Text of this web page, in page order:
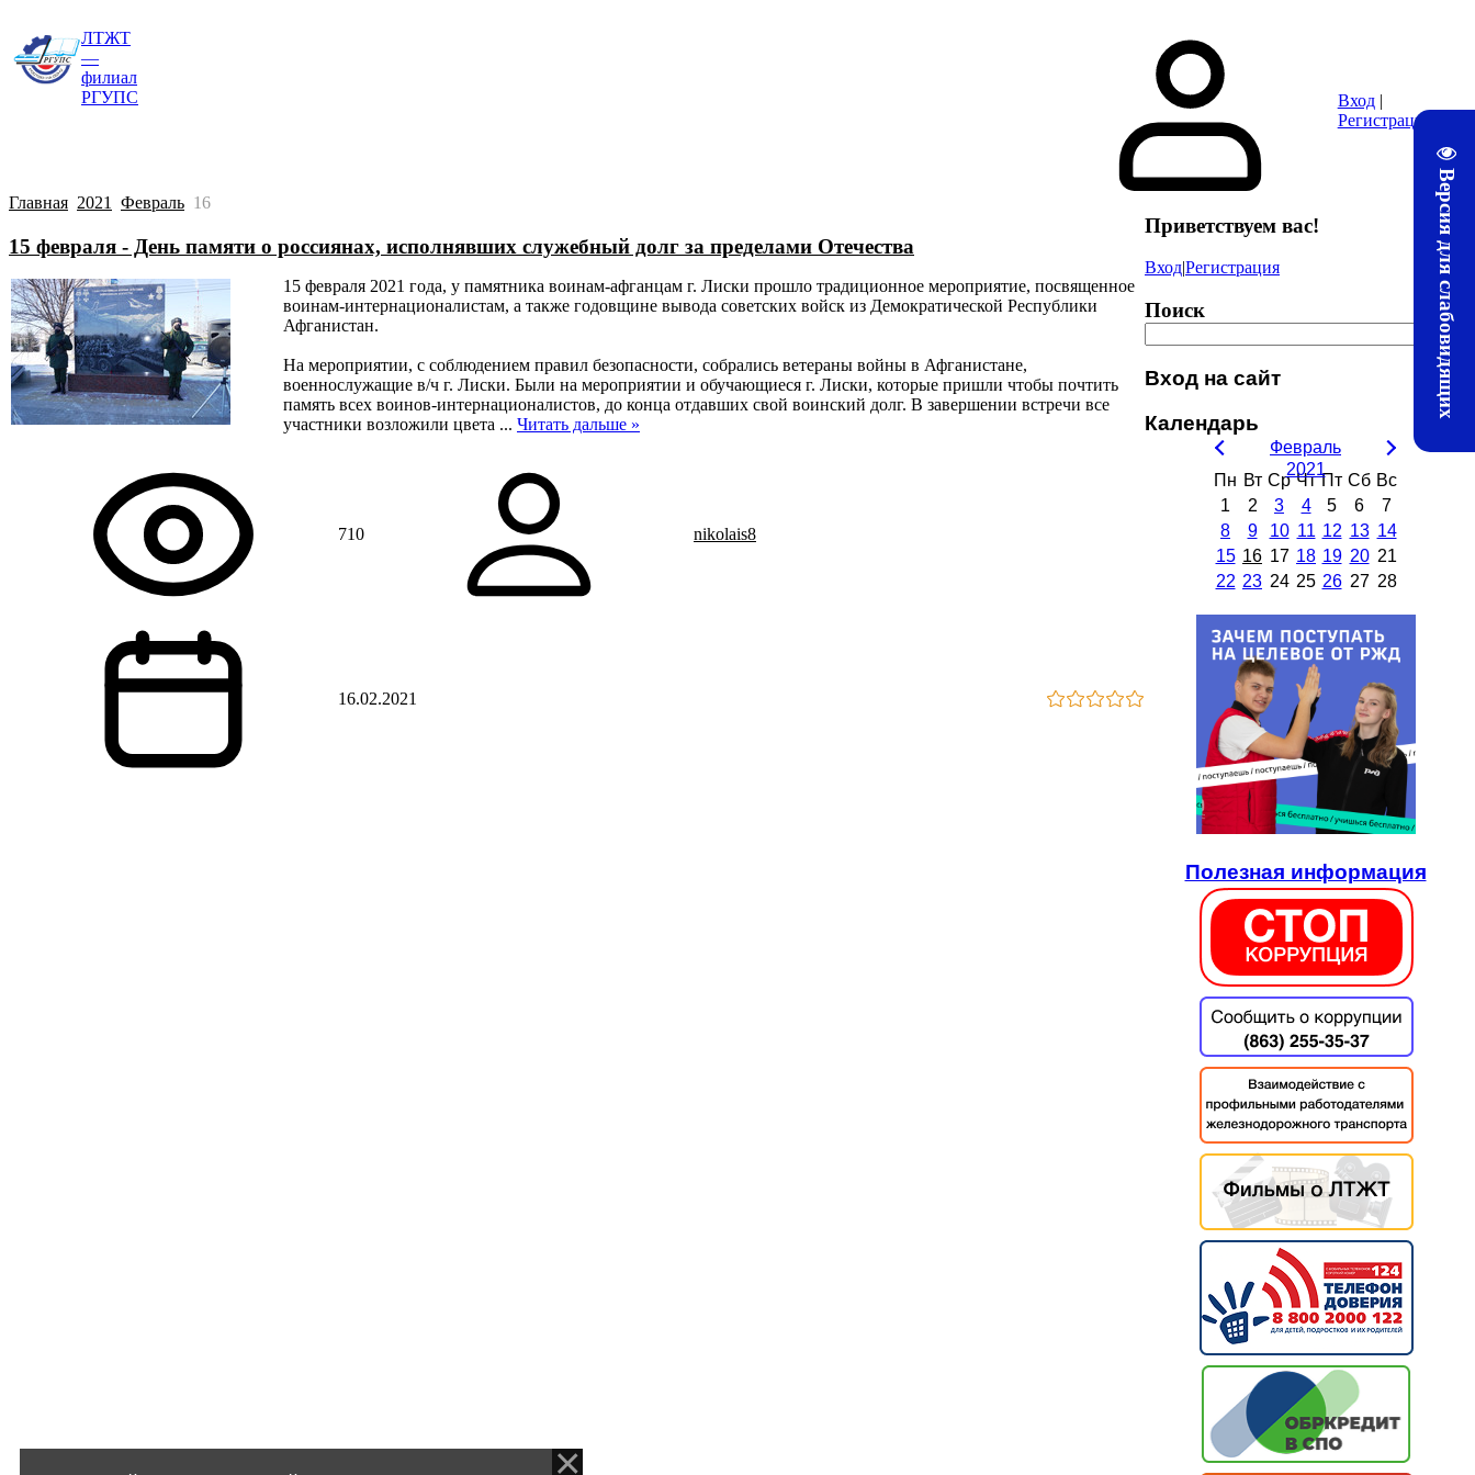
Версия для слабовидящих
ЛТЖТ
—
филиал
РГУПС
Методические материалы ЛТЖТ
Вход|
Регистрация
Главная 2021 Февраль 16
15 февраля - День памяти о россиянах, исполнявших служебный долг за пределами Отечества
15 февраля 2021 года, у памятника воинам-афганцам г. Лиски прошло традиционное мероприятие, посвященное
воинам-интернационалистам, а также годовщине вывода советских войск из Демократической Республики
Афганистан.
На мероприятии, с соблюдением правил безопасности, собрались ветераны войны в Афганистане,
военнослужащие в/ч г. Лиски. Были на мероприятии и обучающиеся г. Лиски, которые пришли чтобы почтить
память всех воинов-интернационалистов, до конца отдавших свой воинский долг. В завершении встречи все
участники возложили цвета ... Читать дальше »
710 nikolais8
16.02.2021
Приветствуем вас!
Вход|Регистрация
Поиск
Вход на сайт
Календарь
Февраль
2021
Пн Вт Ср Чт Пт Сб Вс
1
2 3 4 5 6
7
8
9 10 11 12 13 14
15 16 17 18 19 20 21
22 23 24 25 26 27 28
Полезная информация